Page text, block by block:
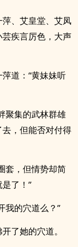
、艾皇堂、艾凤
疾言厉色，大声
道：“黄妹妹听
聚集的武林群雄
，但能否对付得
套，但情势却简
了！”
我的穴道么？”
了她的穴道。